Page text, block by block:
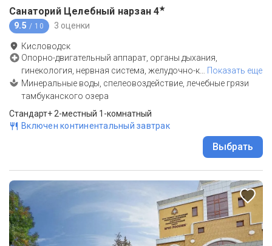
Санаторий Целебный нарзан 4★
9.5 / 10 3 оценки
Кисловодск
Опорно-двигательный аппарат, органы дыхания,
гинекология, нервная система, желудочно-к
Показать еще
Минеральные воды, спелеовоздействие, лечебные грязи
тамбуканского озера
Стандарт+ 2-местный 1-комнатный
Включен континентальный завтрак
Выбрать